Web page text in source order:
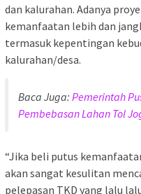
dan kalurahan. Adanya
kemanfaatan lebih dan
termasuk kepentingan
kalurahan/desa.
Baca Juga: Pemerintah
Pembebasan Lahan Tol
“Jika beli putus
akan sangat kesulitan
pelepasan TKD yang lalu